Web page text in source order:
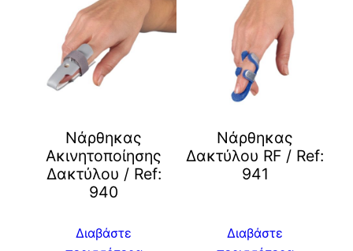
Νάρθηκας
Ακινητοποίησης
Δακτύλου / Ref:
940
Διαβάστε
Νάρθηκας
Δακτύλου RF / Ref:
941
Διαβάστε